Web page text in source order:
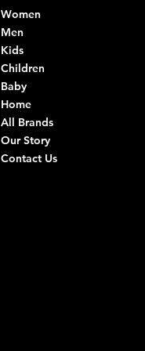
Women
Men
Kids
Children
Baby
Home
All Brands
Our Story
Contact Us